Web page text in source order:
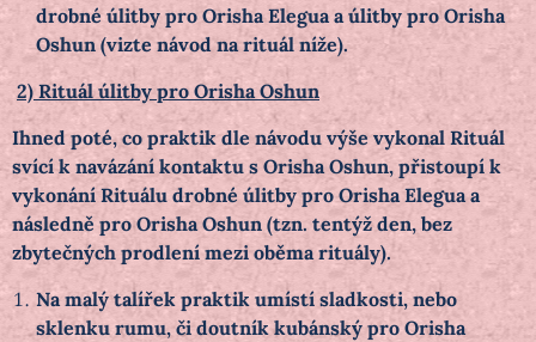
drobné úlitby pro Orisha Elegua a úlitby pro Orisha
Oshun (vizte návod na rituál níže).
2) Rituál úlitby pro Orisha Oshun
Ihned poté, co praktik dle návodu výše vykonal Rituál
svící k navázání kontaktu s Orisha Oshun, přistoupí k
vykonání Rituálu drobné úlitby pro Orisha Elegua a
následně pro Orisha Oshun (tzn. tentýž den, bez
zbytečných prodlení mezi oběma rituály).
Na malý talířek praktik umístí sladkosti, nebo
sklenku rumu, či doutník kubánský pro Orisha